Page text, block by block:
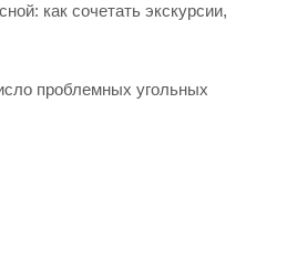
как сочетать экскурсии,
проблемных угольных